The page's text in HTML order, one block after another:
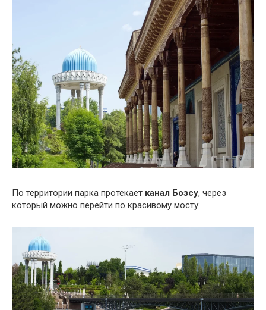
По территории парка протекает канал Бозсу, через
который можно перейти по красивому мосту: